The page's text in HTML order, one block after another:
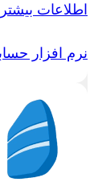
اطلاعات بیشتر
نرم افزار